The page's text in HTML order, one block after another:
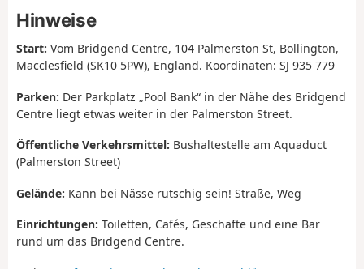
Hinweise
Start: Vom Bridgend Centre, 104 Palmerston St, Bollington,
Macclesfield (SK10 5PW), England. Koordinaten: SJ 935 779
Parken: Der Parkplatz „Pool Bank“ in der Nähe des Bridgend
Centre liegt etwas weiter in der Palmerston Street.
Öffentliche Verkehrsmittel: Bushaltestelle am Aquaduct
(Palmerston Street)
Gelände: Kann bei Nässe rutschig sein! Straße, Weg
Einrichtungen: Toiletten, Cafés, Geschäfte und eine Bar
rund um das Bridgend Centre.